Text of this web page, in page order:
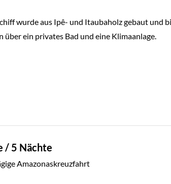
wurde aus Ipê- und Itaubaholz gebaut
ein privates Bad und eine Klimaanlage.
/ 5 Nächte
Amazonaskreuzfahrt